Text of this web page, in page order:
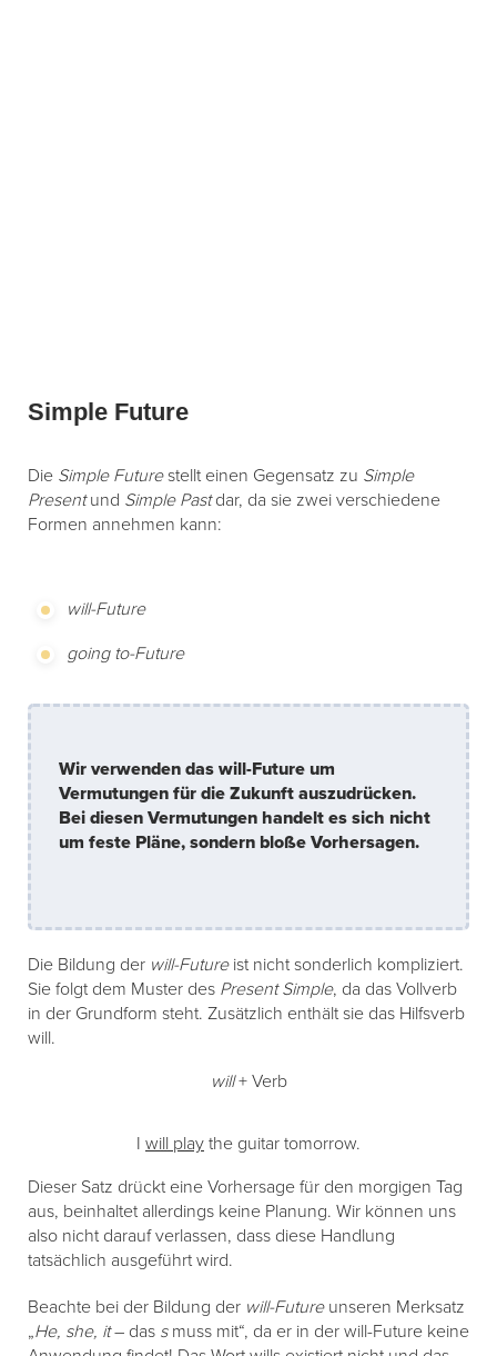
Simple Future
Die Simple Futurestellt einen Gegensatz zu Simple
Presentund Simple Pastdar, da sie zwei verschiedene
Formen annehmen kann:
will-Future
going to-Future
Wir verwenden das will-Future um
Vermutungen für die Zukunft auszudrücken.
Bei diesen Vermutungen handelt es sich nicht
um feste Pläne, sondern bloße Vorhersagen.
Die Bildung der will-Futureist nicht sonderlich kompliziert.
Sie folgt dem Muster des Present Simple, da das Vollverb
in der Grundform steht. Zusätzlich enthält sie das Hilfsverb
will.
will+ Verb
I will play the guitar tomorrow.
Dieser Satz drückt eine Vorhersage für den morgigen Tag
aus, beinhaltet allerdings keine Planung. Wir können uns
also nicht darauf verlassen, dass diese Handlung
tatsächlich ausgeführt wird.
Beachte bei der Bildung der will-Futureunseren Merksatz
„He, she, it– das smuss mit“, da er in der will-Future keine